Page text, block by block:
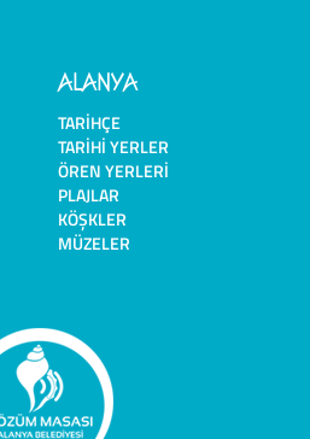
ALANYA
TARIHÇE
TARIHI YERLER
ÖREN YERLERI
PLAJLAR
KÖŞKLER
MÜZELER